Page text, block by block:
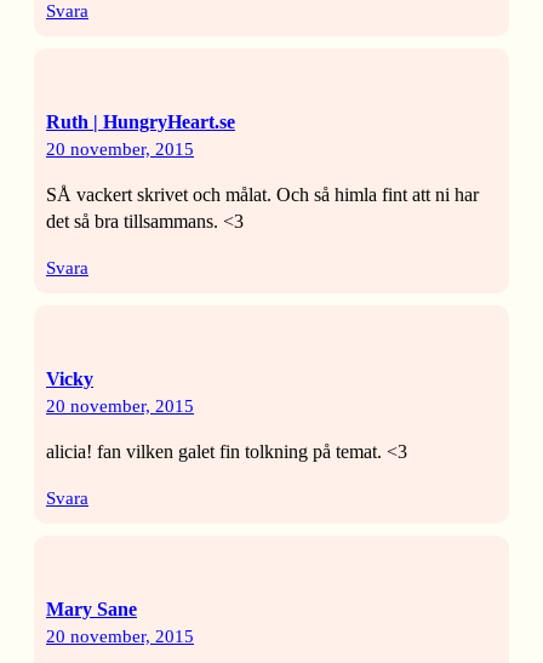
Svara
Ruth | HungryHeart.se
20 november, 2015
SÅ vackert skrivet och målat. Och så himla fint att ni har
det så bra tillsammans. <3
Svara
Vicky
20 november, 2015
alicia! fan vilken galet fin tolkning på temat. <3
Svara
Mary Sane
20 november, 2015